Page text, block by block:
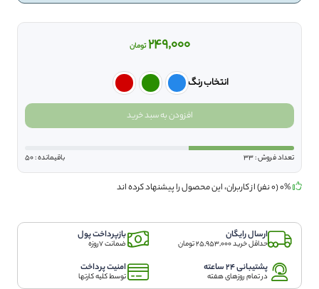
249,000 تومان
انتخاب رنگ
خمیر
دندان
در
چند
رنگ
مدل
MANY
COLORS
Fresh
100ml
افزودن به سبد خرید
تعداد فروش : 33 باقیمانده : 50
ارسال رایگان
حداقل خرید 25,953,000 تومان
بازپرداخت پول
ضمانت 7روزه
پشتیبانی 24 ساعته
در تمام روزهای هفته
امنیت پرداخت
توسط کلیه کارتها